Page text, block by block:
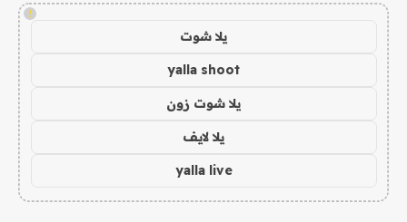
!
يلا شوت
yalla shoot
يلا شوت زون
يلا لايف
yalla live